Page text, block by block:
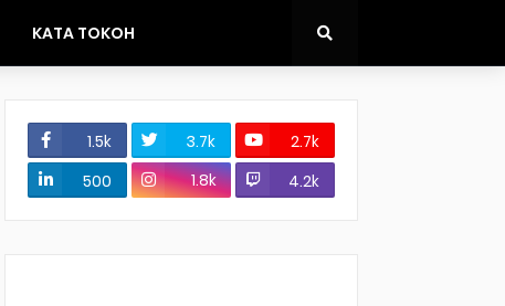
KATA TOKOH
1.5k 3.7k
2.7k
500
1.8k 4.2k